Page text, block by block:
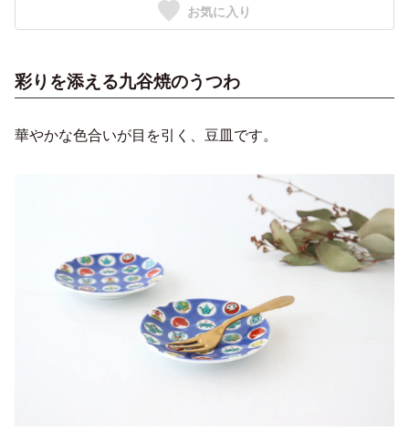
お気に入り
彩りを添える九谷焼のうつわ
華やかな色合いが目を引く、豆皿です。